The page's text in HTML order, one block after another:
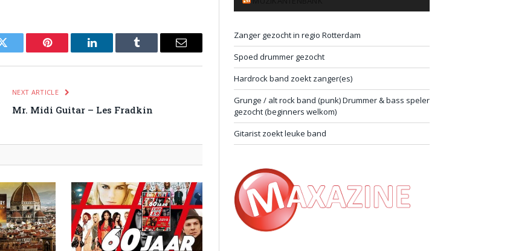
Twitter Pinterest LinkedIn Tumblr Email
NEXT ARTICLE
Mr. Midi Guitar – Les Fradkin
Zanger gezocht in regio Rotterdam
Spoed drummer gezocht
Hardrock band zoekt zanger(es)
Grunge / alt rock band (punk) Drummer & bass speler
gezocht (beginners welkom)
Gitarist zoekt leuke band